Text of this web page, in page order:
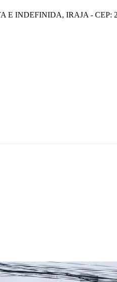
E INDEFINIDA, IRAJA - CEP: